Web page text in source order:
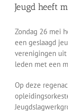
Jeugd heeft
Zondag 26 mei
een geslaagd
verenigingen uit
leden met een
Op deze